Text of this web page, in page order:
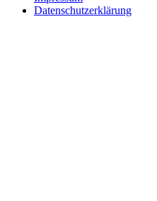
Datenschutzerklärung